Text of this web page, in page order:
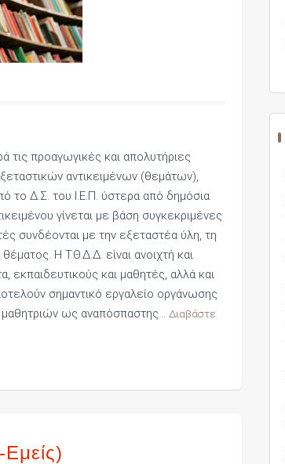
προαγωγικές και απολυτήριες
αντικειμένων (θεμάτων),
το Δ.Σ. του Ι.Ε.Π. ύστερα από δημόσια
γίνεται με βάση συγκεκριμένες
συνδέονται με την εξεταστέα ύλη, τη
Η Τ.Θ.Δ.Δ. είναι ανοιχτή και
εκπαιδευτικούς και μαθητές, αλλά και
σημαντικό εργαλείο οργάνωσης
μαθητριών ως αναπόσπαστης… Διαβάστε